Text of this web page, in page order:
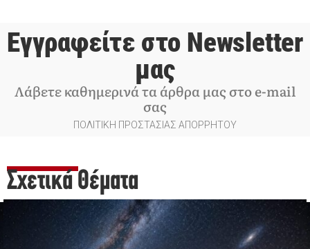
Εγγραφείτε στο Newsletter
μας
Λάβετε καθημερινά τα άρθρα μας στο e-mail
σας
ΠΟΛΙΤΙΚΗ ΠΡΟΣΤΑΣΙΑΣ ΑΠΟΡΡΗΤΟΥ
Σχετικά Θέματα